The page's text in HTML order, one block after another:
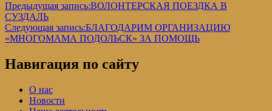
Предыдущая запись:ВОЛОНТЕРСКАЯ ПОЕЗДКА В
СУЗДАЛЬ
Следующая запись:БЛАГОДАРИМ ОРГАНИЗАЦИЮ
«МНОГОМАМА ПОДОЛЬСК» ЗА ПОМОЩЬ
Навигация по сайту
О нас
Новости